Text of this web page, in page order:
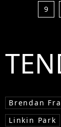
9
Brendan
Linkin Park